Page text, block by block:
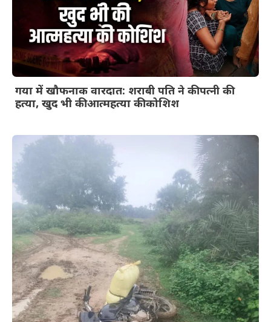
गया में खौफनाक वारदात: शराबी पति ने की पत्नी की
हत्या, खुद भी की आत्महत्या की कोशिश